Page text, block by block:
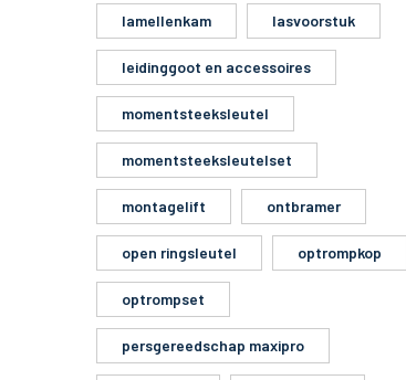
lamellenkam lasvoorstuk
leidinggoot en accessoires
momentsteeksleutel
momentsteeksleutelset
montagelift ontbramer
open ringsleutel optrompkop
optrompset
persgereedschap maxipro